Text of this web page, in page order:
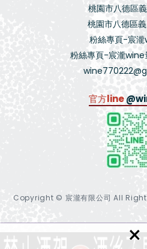
×
桃園市八德區
桃園市八德區
粉絲專頁-宸
粉絲專頁-宸瀧
官方line
Copyright © 宸瀧有限公司 All